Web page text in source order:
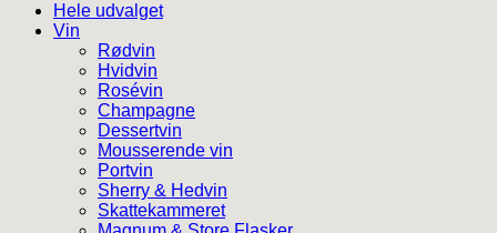
Hele udvalget
Vin
Rødvin
Hvidvin
Rosévin
Champagne
Dessertvin
Mousserende vin
Portvin
Sherry & Hedvin
Skattekammeret